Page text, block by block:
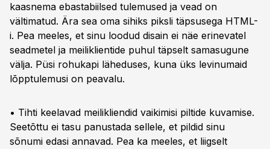
kaasnema ebastabiilsed tulemused ja vead on
vältimatud. Ära sea oma sihiks piksli täpsusega HTML-
i. Pea meeles, et sinu loodud disain ei näe erinevatel
seadmetel ja meiliklientide puhul täpselt samasugune
välja. Püsi rohukapi läheduses, kuna üks levinumaid
lõpptulemusi on peavalu.
• Tihti keelavad meilikliendid vaikimisi piltide kuvamise.
Seetõttu ei tasu panustada sellele, et pildid sinu
sõnumi edasi annavad. Pea ka meeles, et liigselt